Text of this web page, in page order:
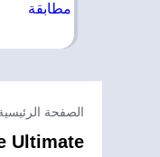
الصفحة
Ultimate